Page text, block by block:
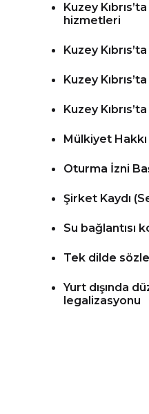
Kuzey
hizmetleri
Kuzey
Kuzey
Kuzey
Mülkiyet
Oturma İzni
Şirket Kaydı
Su bağlantısı
Tek dilde
Yurt dışında
legalizasyonu